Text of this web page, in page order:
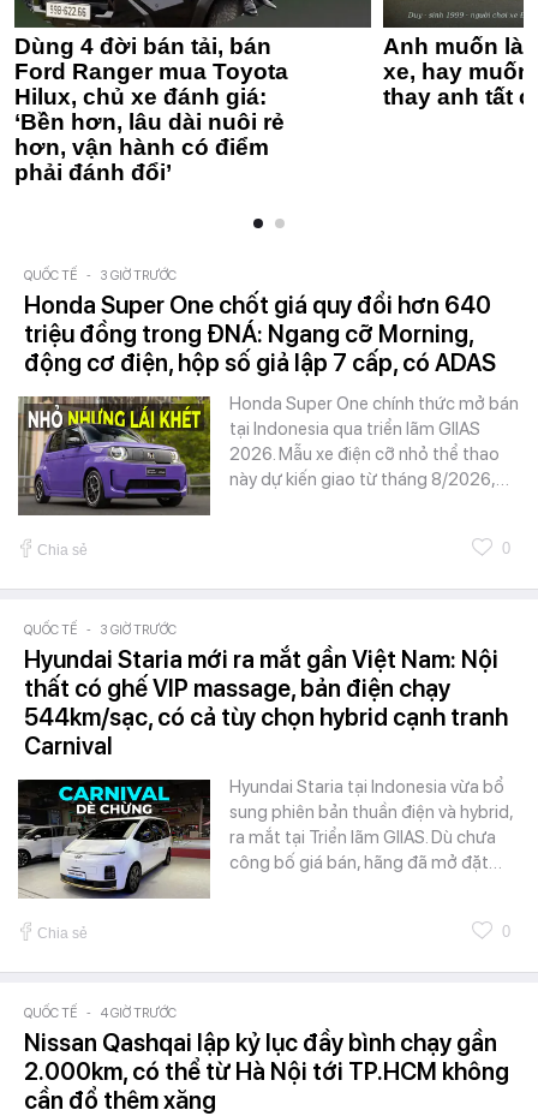
Dùng 4 đời bán tải, bán
Ford Ranger mua Toyota
Hilux, chủ xe đánh giá:
‘Bền hơn, lâu dài nuôi rẻ
hơn, vận hành có điểm
phải đánh đổi’
Anh muốn
xe, hay
thay anh tất
QUỐC TẾ - 3 GIỜ TRƯỚC
Honda Super One chốt giá quy đổi hơn 640
triệu đồng trong ĐNÁ: Ngang cỡ Morning,
động cơ điện, hộp số giả lập 7 cấp, có ADAS
Honda Super One chính thức mở bán
tại Indonesia qua triển lãm GIIAS
2026. Mẫu xe điện cỡ nhỏ thể thao
này dự kiến giao từ tháng 8/2026,…
Chia sẻ 0
QUỐC TẾ - 3 GIỜ TRƯỚC
Hyundai Staria mới ra mắt gần Việt Nam: Nội
thất có ghế VIP massage, bản điện chạy
544km/sạc, có cả tùy chọn hybrid cạnh tranh
Carnival
Hyundai Staria tại Indonesia vừa bổ
sung phiên bản thuần điện và hybrid,
ra mắt tại Triển lãm GIIAS. Dù chưa
công bố giá bán, hãng đã mở đặt…
Chia sẻ 0
QUỐC TẾ - 4 GIỜ TRƯỚC
Nissan Qashqai lập kỷ lục đầy bình chạy gần
2.000km, có thể từ Hà Nội tới TP.HCM không
cần đổ thêm xăng